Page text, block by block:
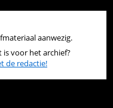
aanwezig.
voor het archief?
de redactie!